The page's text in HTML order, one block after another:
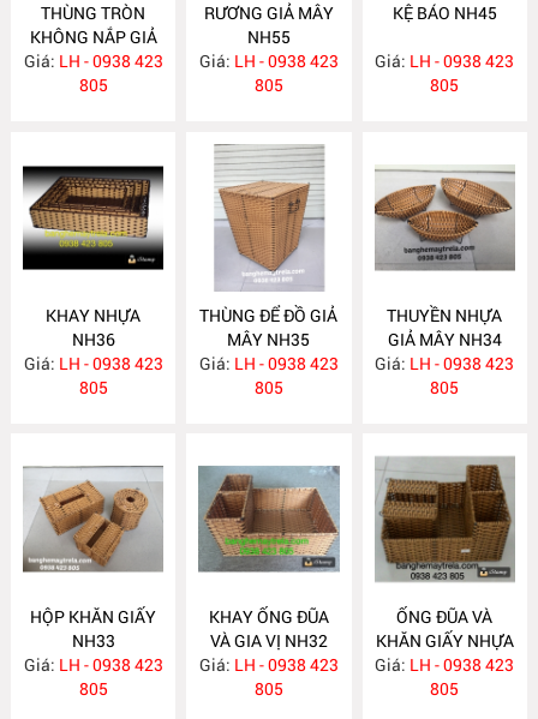
THÙNG TRÒN
KHÔNG NẮP GIẢ
MÂY NH69
Giá: LH - 0938 423
805
RƯƠNG GIẢ MÂY
NH55
Giá: LH - 0938 423
805
KỆ BÁO NH45
Giá: LH - 0938 423
805
KHAY NHỰA
NH36
Giá: LH - 0938 423
805
THÙNG ĐỂ ĐỒ GIẢ
MÂY NH35
Giá: LH - 0938 423
805
THUYỀN NHỰA
GIẢ MÂY NH34
Giá: LH - 0938 423
805
HỘP KHĂN GIẤY
NH33
Giá: LH - 0938 423
805
KHAY ỐNG ĐŨA
VÀ GIA VỊ NH32
Giá: LH - 0938 423
805
ỐNG ĐŨA VÀ
KHĂN GIẤY NHỰA
GIẢ MÂY NH31
Giá: LH - 0938 423
805